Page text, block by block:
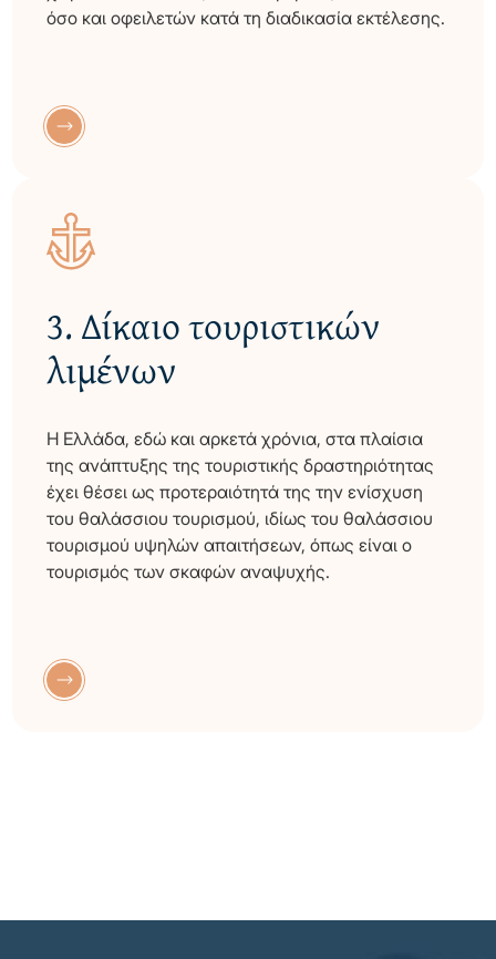
όσο και οφειλετών κατά τη διαδικασία εκτέλεσης.
3. Δίκαιο τουριστικών
λιμένων
Η Ελλάδα, εδώ και αρκετά χρόνια, στα πλαίσια
της ανάπτυξης της τουριστικής δραστηριότητας
έχει θέσει ως προτεραιότητά της την ενίσχυση
του θαλάσσιου τουρισμού, ιδίως του θαλάσσιου
τουρισμού υψηλών απαιτήσεων, όπως είναι ο
τουρισμός των σκαφών αναψυχής.